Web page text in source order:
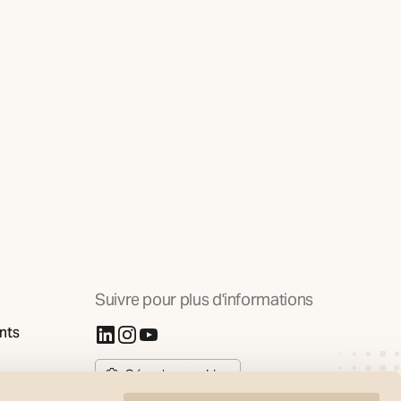
Suivre pour plus d'informations
(S'ouvre dans un nouvel onglet)
(S'ouvre dans un nouvel onglet)
(S'ouvre dans un nouvel onglet)
Gérer les cookies